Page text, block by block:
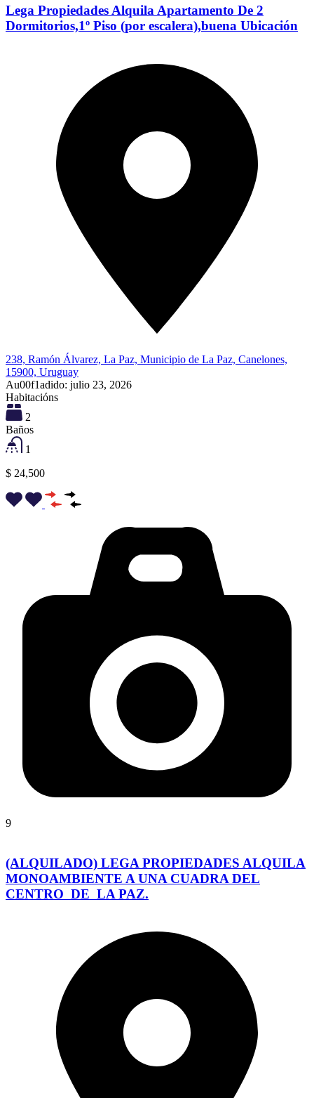
Lega Propiedades Alquila Apartamento De 2
Dormitorios,1º Piso (por escalera),buena Ubicación
238, Ramón Álvarez, La Paz, Municipio de La Paz, Canelones,
15900, Uruguay
Au00f1adido: julio 23, 2026
Habitacións
2
Baños
1
$ 24,500
9
(ALQUILADO) LEGA PROPIEDADES ALQUILA
MONOAMBIENTE A UNA CUADRA DEL
CENTRO DE LA PAZ.